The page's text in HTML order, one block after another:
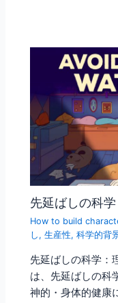
先延ばしの科
How to build
し ,生産性,科学的背
先延ばしの科学：
は、先延ばしの科
神的・身体的健康